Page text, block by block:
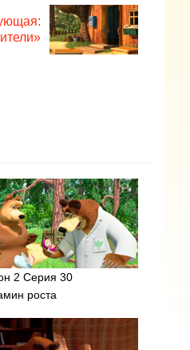
2 Серия 30
роста